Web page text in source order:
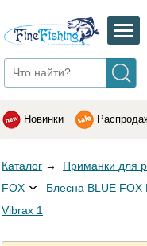
Новинки
Каталог → Приманки для
FOX
Блесна BLUE
Vibrax 1